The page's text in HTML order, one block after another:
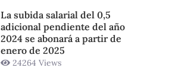
La subida salarial del 0,5
adicional pendiente del año
2024 se abonará a partir de
enero de 2025
24264 Views